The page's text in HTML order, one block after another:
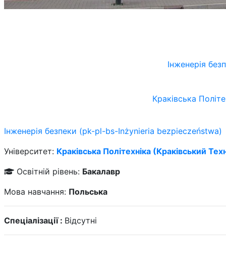
Інженерія
Краківська
Інженерія безпеки (pk-pl-bs-Inżynieria bezpieczeństwa)
Університет: Краківська Політехніка (Краківський
Освітній рівень: Бакалавр
Мова навчання: Польська
Спеціалізації : Відсутні